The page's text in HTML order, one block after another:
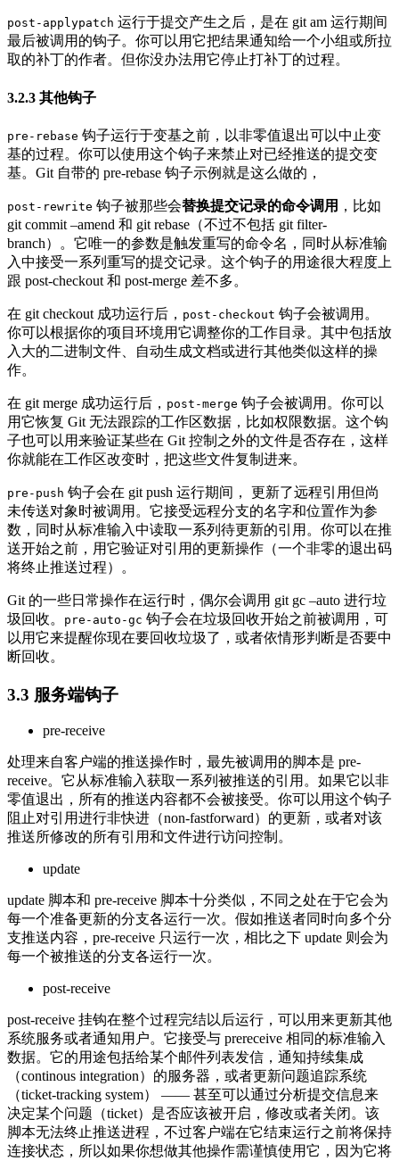
post-applypatch 运行于提交产生之后，是在 git am 运行期间
最后被调用的钩子。你可以用它把结果通知给一个小组或所拉
取的补丁的作者。但你没办法用它停止打补丁的过程。
3.2.3 其他钩子
pre-rebase 钩子运行于变基之前，以非零值退出可以中止变
基的过程。你可以使用这个钩子来禁止对已经推送的提交变
基。Git 自带的 pre-rebase 钩子示例就是这么做的，
post-rewrite 钩子被那些会替换提交记录的命令调用 ，比如
git commit –amend 和 git rebase（不过不包括 git filter-
branch）。它唯一的参数是触发重写的命令名，同时从标准输
入中接受一系列重写的提交记录。这个钩子的用途很大程度上
跟 post-checkout 和 post-merge 差不多。
在 git checkout 成功运行后， post-checkout 钩子会被调用。
你可以根据你的项目环境用它调整你的工作目录。其中包括放
入大的二进制文件、自动生成文档或进行其他类似这样的操
作。
在 git merge 成功运行后， post-merge 钩子会被调用。你可以
用它恢复 Git 无法跟踪的工作区数据，比如权限数据。这个钩
子也可以用来验证某些在 Git 控制之外的文件是否存在，这样
你就能在工作区改变时，把这些文件复制进来。
pre-push 钩子会在 git push 运行期间， 更新了远程引用但尚
未传送对象时被调用。它接受远程分支的名字和位置作为参
数，同时从标准输入中读取一系列待更新的引用。你可以在推
送开始之前，用它验证对引用的更新操作（一个非零的退出码
将终止推送过程）。
Git 的一些日常操作在运行时，偶尔会调用 git gc –auto 进行垃
圾回收。
pre-auto-gc 钩子会在垃圾回收开始之前被调用，可
以用它来提醒你现在要回收垃圾了，或者依情形判断是否要中
断回收。
3.3 服务端钩子
pre-receive
处理来自客户端的推送操作时，最先被调用的脚本是 pre-
receive。它从标准输入获取一系列被推送的引用。如果它以非
零值退出，所有的推送内容都不会被接受。你可以用这个钩子
阻止对引用进行非快进（non-fastforward）的更新，或者对该
推送所修改的所有引用和文件进行访问控制。
update
update 脚本和 pre-receive 脚本十分类似，不同之处在于它会为
每一个准备更新的分支各运行一次。假如推送者同时向多个分
支推送内容，pre-receive 只运行一次，相比之下 update 则会为
每一个被推送的分支各运行一次。
post-receive
post-receive 挂钩在整个过程完结以后运行，可以用来更新其他
系统服务或者通知用户。它接受与 prereceive 相同的标准输入
数据。它的用途包括给某个邮件列表发信，通知持续集成
（continous integration）的服务器，或者更新问题追踪系统
（ticket-tracking system） —— 甚至可以通过分析提交信息来
决定某个问题（ticket）是否应该被开启，修改或者关闭。该
脚本无法终止推送进程，不过客户端在它结束运行之前将保持
连接状态，所以如果你想做其他操作需谨慎使用它，因为它将